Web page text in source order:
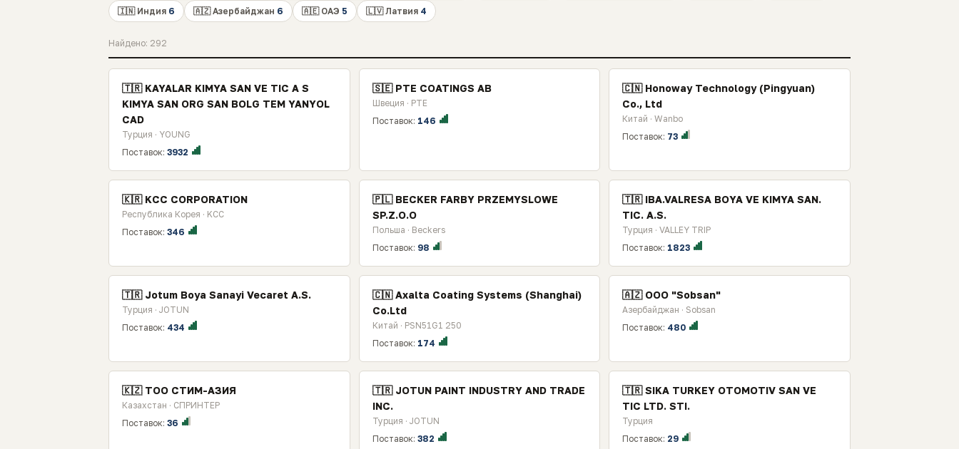
🇮🇳 Индия 6 🇦🇿 Азербайджан 6 🇦🇪 ОАЭ 5 🇱🇻 Латвия 4
Найдено: 292
🇹🇷 KAYALAR KIMYA SAN VE TIC A S
KIMYA SAN ORG SAN BOLG TEM YANYOL
CAD
Турция · YOUNG
Поставок: 3932
🇸🇪 PTE COATINGS AB
Швеция · PTE
Поставок: 146
🇨🇳 Honoway Technology (Pingyuan)
Co., Ltd
Китай · Wanbo
Поставок: 73
🇰🇷 KCC CORPORATION
Республика Корея · KCC
Поставок: 346
🇵🇱 BECKER FARBY PRZEMYSLOWE
SP.Z.O.O
Польша · Beckers
Поставок: 98
🇹🇷 IBA.VALRESA BOYA VE KIMYA SAN.
TIC. A.S.
Турция · VALLEY TRIP
Поставок: 1823
🇹🇷 Jotum Boya Sanayi Vecaret A.S.
Турция · JOTUN
Поставок: 434
🇨🇳 Axalta Coating Systems (Shanghai)
Co.Ltd
Китай · PSN51G1 250
Поставок: 174
🇦🇿 ООО "Sobsan"
Азербайджан · Sobsan
Поставок: 480
🇰🇿 ТОО СТИМ-АЗИЯ
Казахстан · СПРИНТЕР
Поставок: 36
🇹🇷 JOTUN PAINT INDUSTRY AND TRADE
INC.
Турция · JOTUN
Поставок: 382
🇹🇷 SIKA TURKEY OTOMOTIV SAN VE
TIC LTD. STI.
Турция
Поставок: 29